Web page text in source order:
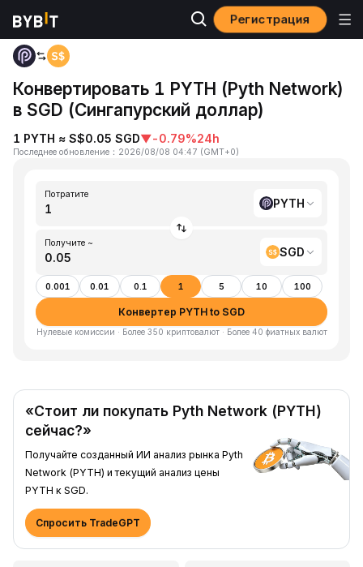
Регистрация
Главная
Конвертировать 1 PYTH (Pyth Network)
в SGD (Сингапурский доллар)
1 PYTH ≈ S$0.05 SGD▼-0.79%24h
Последнее обновление ： 2026/08/08 04:47 (GMT+0)
Потратите
PYTH
Получите ~
SGD
0.001 0.01 0.1 1 5 10 100
Конвертер PYTH to SGD
Нулевые комиссии · Более 350 криптовалют · Более 40 фиатных валют
«Стоит ли покупать Pyth Network (PYTH)
сейчас?»
Получайте созданный ИИ анализ рынка Pyth
Network (PYTH) и текущий анализ цены
PYTH к SGD.
Спросить TradeGPT